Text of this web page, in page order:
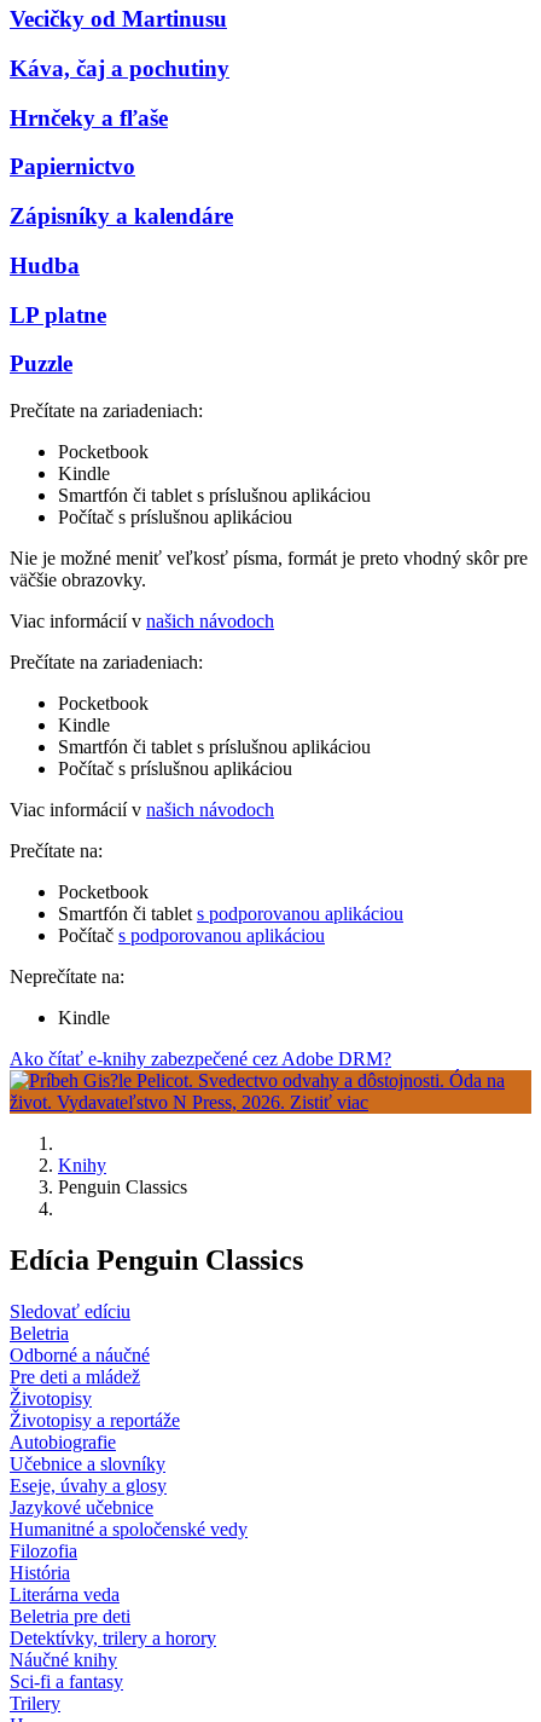
Vecičky od Martinusu
Káva, čaj a pochutiny
Hrnčeky a fľaše
Papiernictvo
Zápisníky a kalendáre
Hudba
LP platne
Puzzle
Prečítate na zariadeniach:
Pocketbook
Kindle
Smartfón či tablet s príslušnou aplikáciou
Počítač s príslušnou aplikáciou
Nie je možné meniť veľkosť písma, formát je preto vhodný skôr pre
väčšie obrazovky.
Viac informácií v našich návodoch
Prečítate na zariadeniach:
Pocketbook
Kindle
Smartfón či tablet s príslušnou aplikáciou
Počítač s príslušnou aplikáciou
Viac informácií v našich návodoch
Prečítate na:
Pocketbook
Smartfón či tablet s podporovanou aplikáciou
Počítač s podporovanou aplikáciou
Neprečítate na:
Kindle
Ako čítať e-knihy zabezpečené cez Adobe DRM?
Knihy
Penguin Classics
Edícia Penguin Classics
Sledovať edíciu
Beletria
Odborné a náučné
Pre deti a mládež
Životopisy
Životopisy a reportáže
Autobiografie
Učebnice a slovníky
Eseje, úvahy a glosy
Jazykové učebnice
Humanitné a spoločenské vedy
Filozofia
História
Literárna veda
Beletria pre deti
Detektívky, trilery a horory
Náučné knihy
Sci-fi a fantasy
Trilery